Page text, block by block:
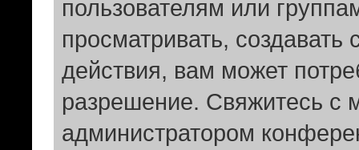
пользователям или
просматривать,
действия, вам может
разрешение. Свяжитесь с
администратором